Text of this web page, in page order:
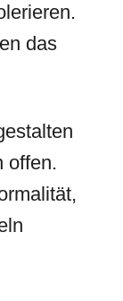
das
offen.